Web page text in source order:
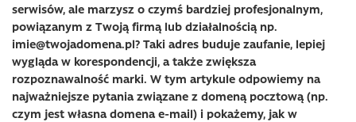
serwisów, ale marzysz o czymś bardziej profesjonalnym,
powiązanym z Twoją firmą lub działalnością np.
imie@twojadomena.pl? Taki adres buduje zaufanie, lepiej
wygląda w korespondencji, a także zwiększa
rozpoznawalność marki. W tym artykule odpowiemy na
najważniejsze pytania związane z domeną pocztową (np.
czym jest własna domena e-mail) i pokażemy, jak w